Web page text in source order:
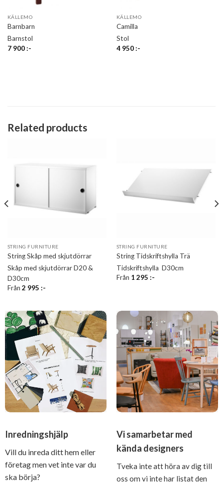
KÄLLEMO
Barnbarn
Barnstol
7 900:-
KÄLLEMO
Camilla
Stol
4 950:-
Related products
STRING FURNITURE
String Skåp med skjutdörrar
Skåp med skjutdörrar D20 &
D30cm
Från 2 995 :-
STRING FURNITURE
String Tidskriftshylla Trä
Tidskriftshylla D30cm
Från 1 295 :-
Inredningshjälp
Vill du inreda ditt hem eller
företag men vet inte var du
ska börja?
Vi samarbetar med
kända designers
Tveka inte att höra av dig till
oss om vi inte har listat den